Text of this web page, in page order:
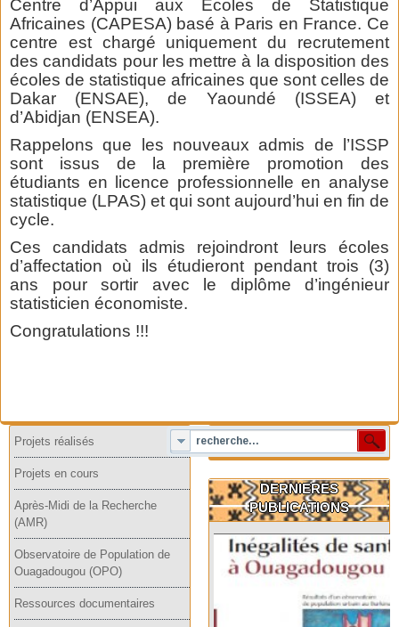
Centre d’Appui aux Ecoles de Statistique
Africaines (CAPESA) basé à Paris en France. Ce
centre est chargé uniquement du recrutement
des candidats pour les mettre à la disposition des
écoles de statistique africaines que sont celles de
Dakar (ENSAE), de Yaoundé (ISSEA) et
d’Abidjan (ENSEA).
Rappelons que les nouveaux admis de l’ISSP
sont issus de la première promotion des
étudiants en licence professionnelle en analyse
statistique (LPAS) et qui sont aujourd’hui en fin de
cycle.
Ces candidats admis rejoindront leurs écoles
d’affectation où ils étudieront pendant trois (3)
ans pour sortir avec le diplôme d’ingénieur
statisticien économiste.
Congratulations !!!
Projets réalisés
Projets en cours
Après-Midi de la Recherche
(AMR)
Observatoire de Population de
Ouagadougou (OPO)
Ressources documentaires
DERNIERES
PUBLICATIONS